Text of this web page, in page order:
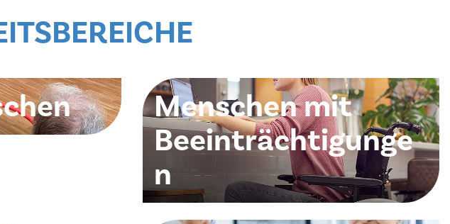
Menschen mit
Beeinträchtigunge
n
Schon seit den Ta­gen un­se­res Or­dens­stif­ters sor­